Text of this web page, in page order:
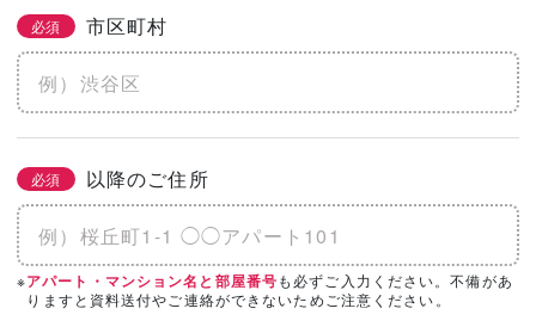
必須 市区町村
必須 以降のご住所
※アパート・マンション名と部屋番号も必ずご入力ください。不備があ
りますと資料送付やご連絡ができないためご注意ください。